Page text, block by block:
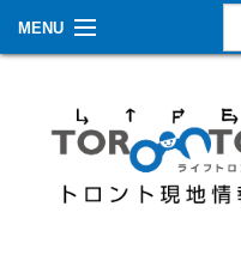
MENU
生活情報
その他